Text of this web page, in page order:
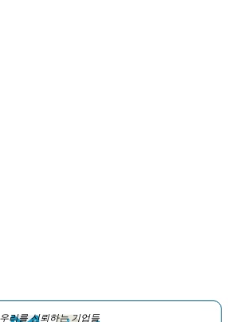
리를 신뢰하는 기업들